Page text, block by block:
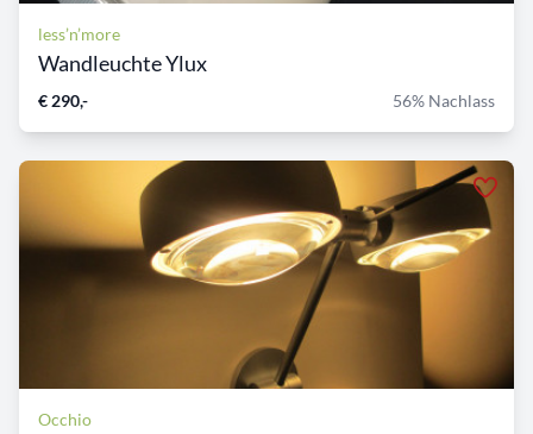
less’n’more
Wandleuchte Ylux
€ 290,- 56% Nachlass
Occhio